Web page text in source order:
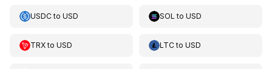
USDCto USD SOL toUSD
TRXto USD LTCtoUSD